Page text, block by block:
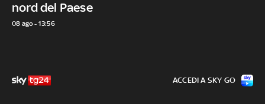
nord del Paese
08 ago - 13:56
ACCEDI A SKY GO